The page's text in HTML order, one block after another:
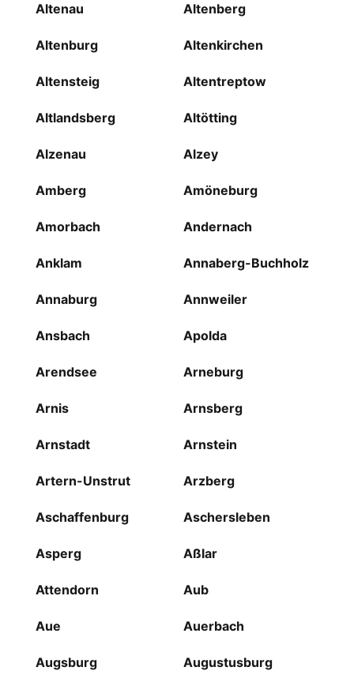
Altenau Altenberg
Altenburg Altenkirchen
Altensteig Altentreptow
Altlandsberg Altötting
Alzenau Alzey
Amberg Amöneburg
Amorbach Andernach
Anklam Annaberg-Buchholz
Annaburg Annweiler
Ansbach Apolda
Arendsee Arneburg
Arnis Arnsberg
Arnstadt Arnstein
Artern-Unstrut Arzberg
Aschaffenburg Aschersleben
Asperg Aßlar
Attendorn Aub
Aue Auerbach
Augsburg Augustusburg